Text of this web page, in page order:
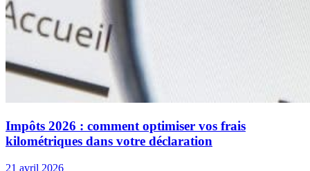
Impôts 2026 : comment optimiser vos frais
kilométriques dans votre déclaration
21 avril 2026